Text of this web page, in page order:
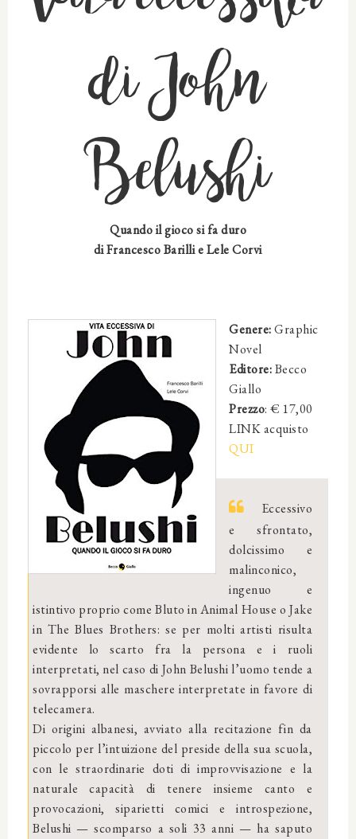
di John
Belushi
Quando il gioco si fa duro
diFrancesco BarillieLele Corvi
Genere:Graphic
Novel
Editore:Becco
Giallo
Prezzo: € 17,00
LINK acquisto
QUI
Eccessivo
e sfrontato,
dolcissimo e
malinconico,
ingenuo e
istintivo proprio come Bluto in Animal House o Jake
in The Blues Brothers: se per molti artisti risulta
evidente lo scarto fra la persona e i ruoli
interpretati, nel caso di John Belushi l’uomo tende a
sovrapporsi alle maschere interpretate in favore di
telecamera.
Di origini albanesi, avviato alla recitazione fin da
piccolo per l’intuizione del preside della sua scuola,
con le straordinarie doti di improvvisazione e la
naturale capacità di tenere insieme canto e
provocazioni, siparietti comici e introspezione,
Belushi — scomparso a soli 33 anni — ha saputo